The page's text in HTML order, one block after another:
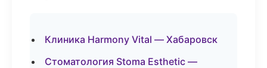
Клиника Harmony Vital — Хабаровск
Стоматология Stoma Esthetic —